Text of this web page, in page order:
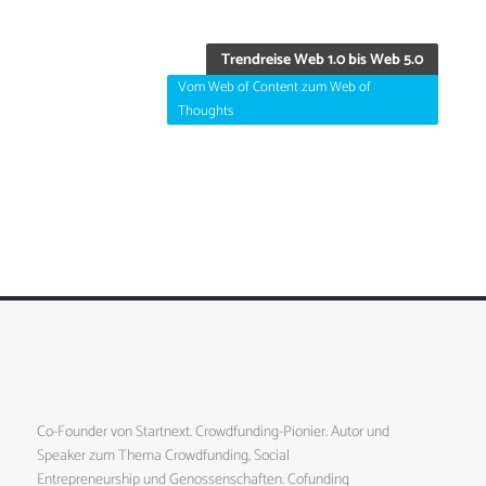
Trendreise Web 1.0 bis Web 5.0
Vom Web of Content zum Web of
Thoughts
Co-Founder von Startnext. Crowdfunding-Pionier. Autor und
Speaker zum Thema Crowdfunding, Social
Entrepreneurship und Genossenschaften. Cofunding